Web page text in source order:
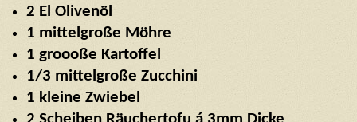
2 El Olivenöl
1 mittelgroße Möhre
1 groooße Kartoffel
1/3 mittelgroße Zucchini
1 kleine Zwiebel